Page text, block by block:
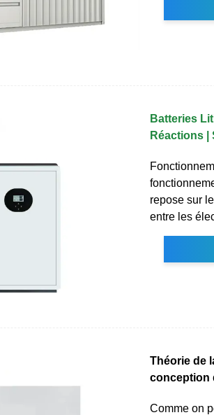
Batteries
Réactions |
repose sur
entre les
Théorie de
conception
Comme on